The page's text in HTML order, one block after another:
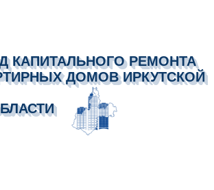
КАПИТАЛЬНОГО РЕМОНТА
ДОМОВ ИРКУТСКОЙ